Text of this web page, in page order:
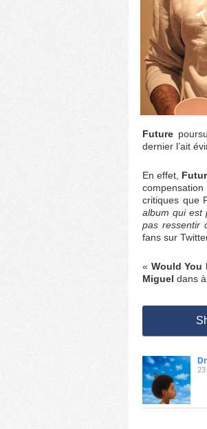
Future
dernier l’ait
En effet,
critiques que
album qui est
pas ressentir
fans sur
« Would You
Miguel dans
23